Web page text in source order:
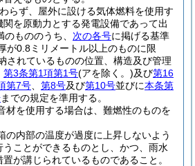
らず、屋外に設ける気体燃料を使用す
を原動力とする発電設備であって出
もののうち、 次の各号に掲げる基準
が0.8ミリメートル以上のものに限
されているものの位置、構造及び管理
第3条第1項第1号(アを除く。)及び第16
第7号 第8号及び第10号並びに本条第
までの規定を準用する。
材を使用する場合は、難燃性のものを
の内部の温度が過度に上昇しないよう
うことができるものとし、かつ、雨水
が講じられているものであること。